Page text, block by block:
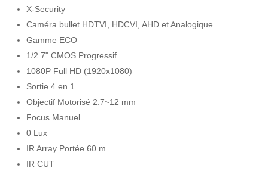
analogique
bullet
X-Security
Caméra bullet HDTVI, HDCVI, AHD et Analogique
Gamme ECO
1/2.7" CMOS Progressif
1080P Full HD (1920x1080)
Sortie 4 en 1
Objectif Motorisé 2.7~12 mm
Focus Manuel
0 Lux
IR Array Portée 60 m
IR CUT